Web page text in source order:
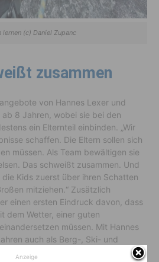
lernen (c) Daniel Zupanc
zusammen
von Hannes Lexer und
8 Jahren, wobei sie bei den
ein Elternteil einbinden. „Wir
schaffen. Die Eltern sollen sich
müssen. Als Team bewältigen sie
Das schweißt zusammen. Und
Kids zuerst über ihren Schatten
mitziehen.“ Zusätzlich
einen ersten Eindruck davon, dass
dem Wetter, einer guten
müssen. Mit Hannes
auch als Berg-, Ski- und
Anzeige